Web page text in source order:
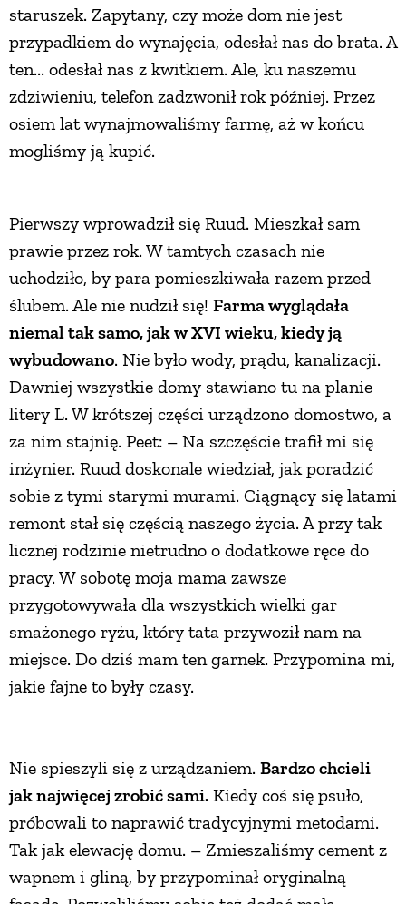
staruszek. Zapytany, czy może dom nie jest
przypadkiem do wynajęcia, odesłał nas do brata. A
ten... odesłał nas z kwitkiem. Ale, ku naszemu
zdziwieniu, telefon zadzwonił rok później. Przez
osiem lat wynajmowaliśmy farmę, aż w końcu
mogliśmy ją kupić.
Pierwszy wprowadził się Ruud. Mieszkał sam
prawie przez rok. W tamtych czasach nie
uchodziło, by para pomieszkiwała razem przed
ślubem. Ale nie nudził się! Farma wyglądała
niemal tak samo, jak w XVI wieku, kiedy ją
wybudowano. Nie było wody, prądu, kanalizacji.
Dawniej wszystkie domy stawiano tu na planie
litery L. W krótszej części urządzono domostwo, a
za nim stajnię. Peet: – Na szczęście trafił mi się
inżynier. Ruud doskonale wiedział, jak poradzić
sobie z tymi starymi murami. Ciągnący się latami
remont stał się częścią naszego życia. A przy tak
licznej rodzinie nietrudno o dodatkowe ręce do
pracy. W sobotę moja mama zawsze
przygotowywała dla wszystkich wielki gar
smażonego ryżu, który tata przywoził nam na
miejsce. Do dziś mam ten garnek. Przypomina mi,
jakie fajne to były czasy.
Nie spieszyli się z urządzaniem. Bardzo chcieli
jak najwięcej zrobić sami. Kiedy coś się psuło,
próbowali to naprawić tradycyjnymi metodami.
Tak jak elewację domu. – Zmieszaliśmy cement z
wapnem i gliną, by przypominał oryginalną